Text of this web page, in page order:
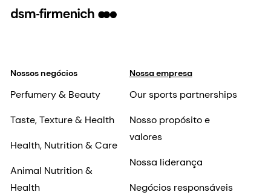
Nossos negócios
Perfumery & Beauty
Taste, Texture & Health
Health, Nutrition & Care
Animal Nutrition &
Health
Nossa empresa
Our sports partnerships
Nosso propósito e
valores
Nossa liderança
Negócios responsáveis